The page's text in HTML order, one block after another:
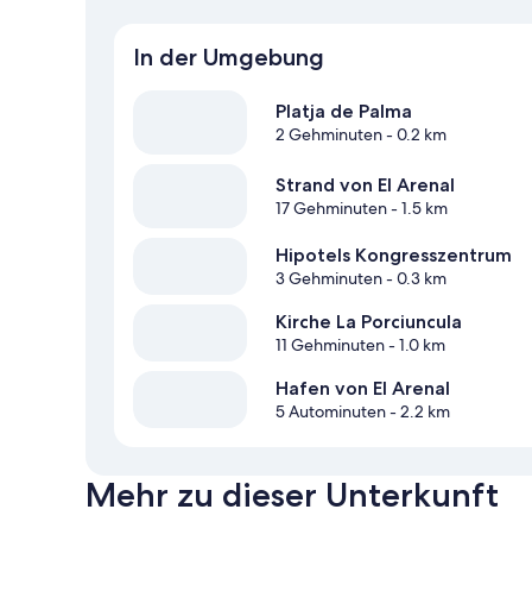
In der Umgebung
Platja de Palma
2 Gehminuten- 0.2 km
Strand von El Arenal
17 Gehminuten- 1.5 km
Hipotels Kongresszentrum
3 Gehminuten- 0.3 km
Kirche La Porciuncula
11 Gehminuten- 1.0 km
Hafen von El Arenal
5 Autominuten- 2.2 km
Mehr zu dieser Unterkunft